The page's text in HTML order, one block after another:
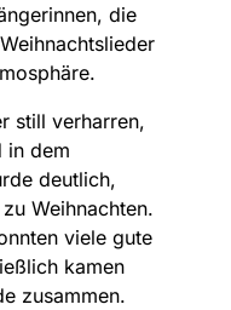
die
still verharren,
in dem
deutlich,
Weihnachten.
viele gute
kamen
zusammen.